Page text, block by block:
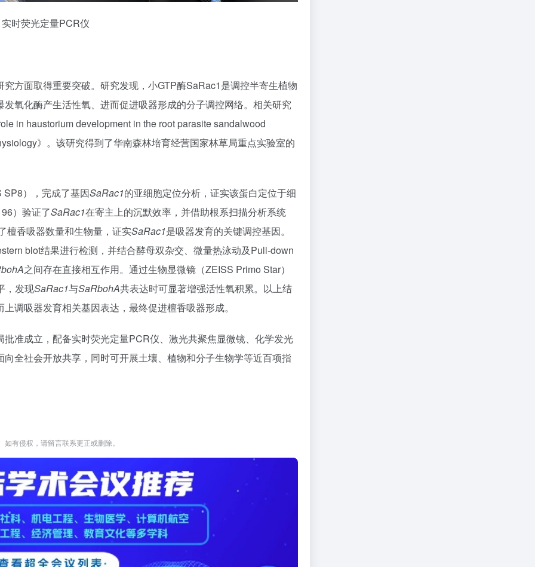
时荧光定量PCR仪
方面取得重要突破。研究发现，小GTP酶SaRac1是调控半寄生植物
氧化酶产生活性氧、进而促进吸器形成的分子调控网络。相关研究
in haustorium development in the root parasite sandalwood
》。该研究得到了华南森林培育经营国家林草局重点实验室的
），完成了基因SaRac1的亚细胞定位分析，证实该蛋白定位于细
）验证了SaRac1在寄主上的沉默效率，并借助根系扫描分析系统
檀香吸器数量和生物量，证实SaRac1是吸器发育的关键调控基因。
blot结果进行检测，并结合酵母双杂交、微量热泳动及Pull-down
之间存在直接相互作用。通过生物显微镜（ZEISS Primo Star）
，发现SaRac1与SaRbohA共表达时可显著增强活性氧积累。以上结
调吸器发育相关基因表达，最终促进檀香吸器形成。
准成立，配备实时荧光定量PCR仪、激光共聚焦显微镜、化学发光
全社会开放共享，同时可开展土壤、植物和分子生物学等近百项指
有侵权，请留言联系更正或删除。